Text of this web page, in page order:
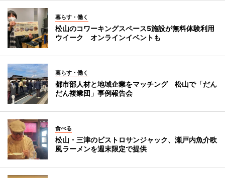
暮らす・働く
松山のコワーキングスペース5施設が無料体験利用
ウイーク オンラインイベントも
暮らす・働く
都市部人材と地域企業をマッチング 松山で「だん
だん複業団」事例報告会
食べる
松山・三津のビストロサンジャック、瀬戸内魚介欧
風ラーメンを週末限定で提供